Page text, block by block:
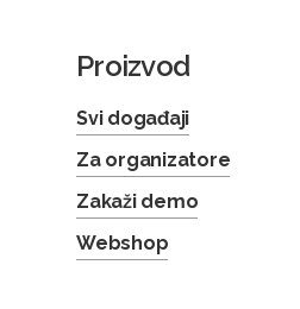
Proizvod
Svi događaji
Za organizatore
Zakaži demo
Webshop